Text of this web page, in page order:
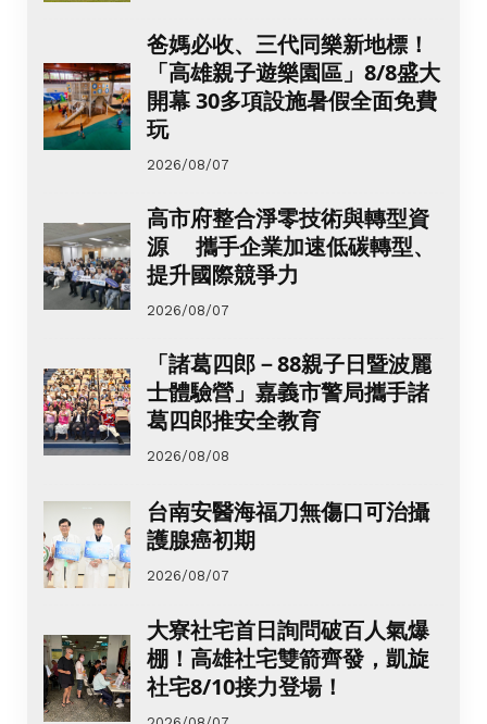
爸媽必收、三代同樂新地標！
「高雄親子遊樂園區」8/8盛大
開幕 30多項設施暑假全面免費
玩
2026/08/07
高市府整合淨零技術與轉型資
源 攜手企業加速低碳轉型、
提升國際競爭力
2026/08/07
「諸葛四郎－88親子日暨波麗
士體驗營」嘉義市警局攜手諸
葛四郎推安全教育
2026/08/08
台南安醫海福刀無傷口可治攝
護腺癌初期
2026/08/07
大寮社宅首日詢問破百人氣爆
棚！高雄社宅雙箭齊發，凱旋
社宅8/10接力登場！